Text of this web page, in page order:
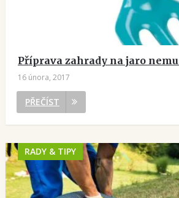
Příprava zahrady na jaro
16 února, 2017
PŘEČÍST
RADY & TIPY